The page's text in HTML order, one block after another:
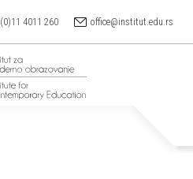
4011 260 office@institut.edu.rs